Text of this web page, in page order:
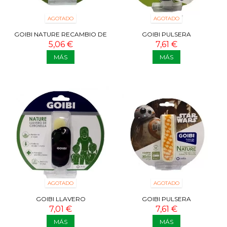
AGOTADO
GOIBI NATURE RECAMBIO DE
CITRONELA PARA PULSERAS
2U
5,06 €
MÁS
AGOTADO
GOIBI PULSERA
ANTIMOSQUITOS NATURE
NEGRA + 2 RECAMBIOS
7,61 €
MÁS
AGOTADO
GOIBI LLAVERO
ANTIMOSQUITOS NATURE +2
RECAMBIOS
7,01 €
MÁS
AGOTADO
GOIBI PULSERA
ANTIMOSQUITOS NATURE
STAR WARS NARANJA + 2...
7,61 €
MÁS